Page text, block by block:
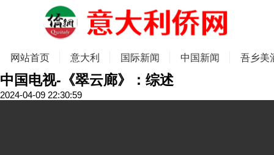
网站首页 意大利 国际新闻 中国新闻 吾乡美
中国电视-《翠云廊》：综述
2024-04-09 22:30:59